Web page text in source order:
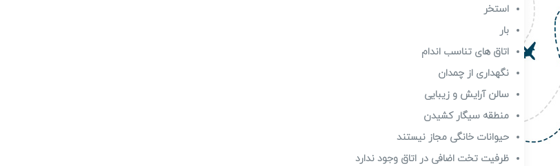
استخر
بار
اتاق های تناسب اندام
نگهداری از چمدان
سالن آرایش و زیبایی
منطقه سیگار کشیدن
حیوانات خانگی مجاز نیستند
ظرفیت تخت اضافی در اتاق وجود ندارد